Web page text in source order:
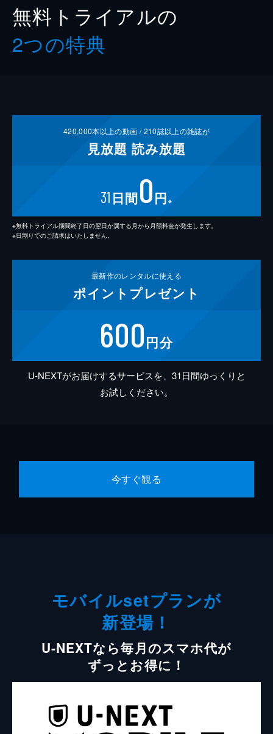
無料トライアルの
2つの特典
420,000本以上の動画 /210誌以上の雑誌が
見放題 読み放題
31 日間0円 ※
※無料トライアル期間終了日の翌日が属する月から月額料金が発生します。
※日割りでのご請求はいたしません。
最新作のレンタルに使える
ポイント プレゼント
600円分
U-NEXTがお届けするサービスを、31日間ゆっくりと
お試しください。
今すぐ観る
モバイルsetプランが
新登場！
U-NEXTなら毎月のスマホ代が
ずっとお得に！